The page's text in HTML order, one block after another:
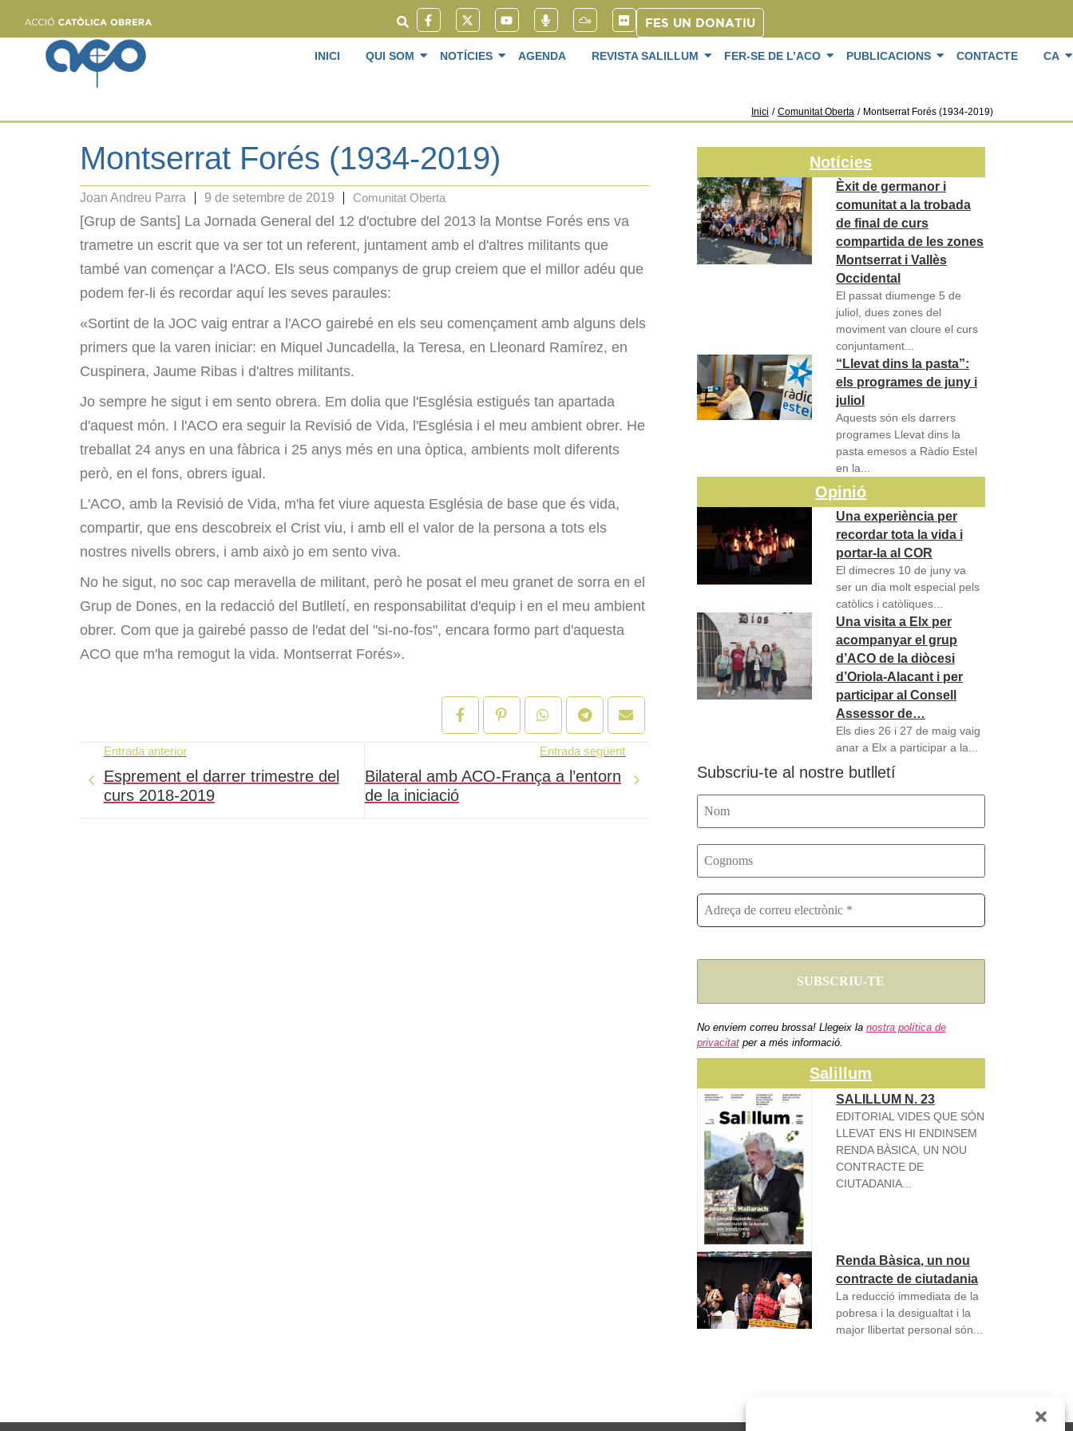
FES UN DONATIU
INICI QUI SOM NOTÍCIES AGENDA REVISTA SALILLUM FER-SE DE L’ACO PUBLICACIONS CONTACTE CA
Inici / Comunitat Oberta / Montserrat Forés (1934-2019)
Montserrat Forés (1934-2019)
Joan Andreu Parra 9 de setembre de 2019 Comunitat Oberta
[Grup de Sants] La Jornada General del 12 d'octubre del 2013 la Montse Forés ens va
trametre un escrit que va ser tot un referent, juntament amb el d'altres militants que
també van començar a l'ACO. Els seus companys de grup creiem que el millor adéu que
podem fer-li és recordar aquí les seves paraules:
«Sortint de la JOC vaig entrar a l'ACO gairebé en els seu començament amb alguns dels
primers que la varen iniciar: en Miquel Juncadella, la Teresa, en Lleonard Ramírez, en
Cuspinera, Jaume Ribas i d'altres militants.
Jo sempre he sigut i em sento obrera. Em dolia que l'Església estigués tan apartada
d'aquest món. I l'ACO era seguir la Revisió de Vida, l'Església i el meu ambient obrer. He
treballat 24 anys en una fàbrica i 25 anys més en una òptica, ambients molt diferents
però, en el fons, obrers igual.
L'ACO, amb la Revisió de Vida, m'ha fet viure aquesta Església de base que és vida,
compartir, que ens descobreix el Crist viu, i amb ell el valor de la persona a tots els
nostres nivells obrers, i amb això jo em sento viva.
No he sigut, no soc cap meravella de militant, però he posat el meu granet de sorra en el
Grup de Dones, en la redacció del Butlletí, en responsabilitat d'equip i en el meu ambient
obrer. Com que ja gairebé passo de l'edat del "si-no-fos", encara formo part d'aquesta
ACO que m'ha remogut la vida. Montserrat Forés».
Entrada anterior
Esprement el darrer trimestre del
curs 2018-2019
Entrada següent
Bilateral amb ACO-França a l’entorn
de la iniciació
Notícies
Èxit de germanor i
comunitat a la trobada
de final de curs
compartida de les zones
Montserrat i Vallès
Occidental
El passat diumenge 5 de
juliol, dues zones del
moviment van cloure el curs
conjuntament...
“Llevat dins la pasta”:
els programes de juny i
juliol
Aquests són els darrers
programes Llevat dins la
pasta emesos a Ràdio Estel
en la...
Opinió
Una experiència per
recordar tota la vida i
portar-la al COR
El dimecres 10 de juny va
ser un dia molt especial pels
catòlics i catòliques...
Una visita a Elx per
acompanyar el grup
d’ACO de la diòcesi
d’Oriola-Alacant i per
participar al Consell
Assessor de…
Els dies 26 i 27 de maig vaig
anar a Elx a participar a la...
Subscriu-te al nostre butlletí
No enviem correu brossa! Llegeix la nostra política de
privacitatper a més informació.
Salillum
SALILLUM N. 23
EDITORIAL VIDES QUE SÓN
LLEVAT ENS HI ENDINSEM
RENDA BÀSICA, UN NOU
CONTRACTE DE
CIUTADANIA...
Renda Bàsica, un nou
contracte de ciutadania
La reducció immediata de la
pobresa i la desigualtat i la
major llibertat personal són...